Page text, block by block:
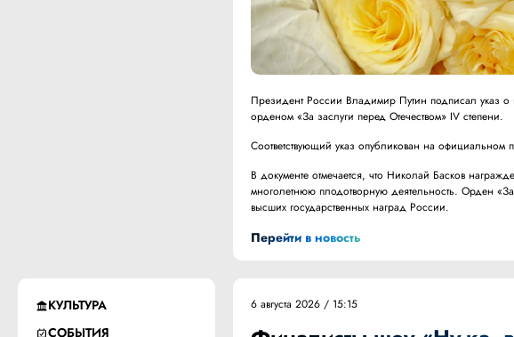
Президент России Владимир Путин подписал указ
орденом «За заслуги перед Отечеством» IV степени.
Соответствующий указ опубликован на официальном
В документе отмечается, что Николай Басков
многолетнюю плодотворную деятельность. Орден
высших государственных наград России.
Перейти в новость
КУЛЬТУРА
СОБЫТИЯ
6 августа 2026 / 15:15